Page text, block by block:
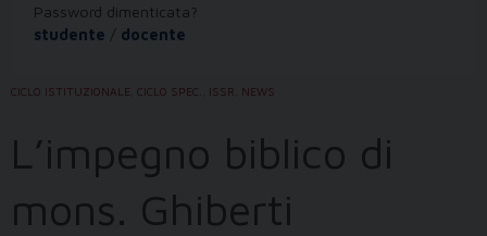
Password dimenticata?
studente / docente
CICLO ISTITUZIONALE CICLO SPEC. ISSR NEWS
L’impegno biblico di
mons. Ghiberti